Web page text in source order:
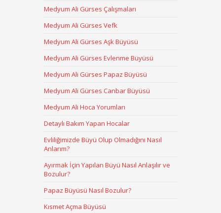
Medyum Ali Gürses Çalışmaları
Medyum Ali Gürses Vefk
Medyum Ali Gürses Aşk Büyüsü
Medyum Ali Gürses Evlenme Büyüsü
Medyum Ali Gürses Papaz Büyüsü
Medyum Ali Gürses Canbar Büyüsü
Medyum Ali Hoca Yorumları
Detaylı Bakım Yapan Hocalar
Evliliğimizde Büyü Olup Olmadığını Nasıl
Anlarım?
Ayırmak İçin Yapılan Büyü Nasıl Anlaşılır ve
Bozulur?
Papaz Büyüsü Nasıl Bozulur?
Kısmet Açma Büyüsü